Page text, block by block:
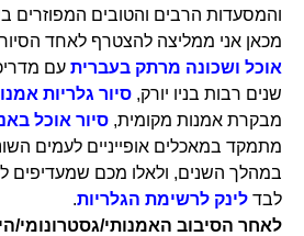
והמסעדות הרבים והטובים המפוזרים
מכאן אני ממליצה להצטרף לאחד
אוכל ושכונה מרתק בעברית עם
שנים רבות בניו יורק, סיור גלריות
מבקרת אמנות מקומית, סיור אוכל באנגלית
מתמקד במאכלים אופייניים לעמים
במהלך השנים, ולאלו מכם שמעדיפים
לבד לינק לרשימת הגלריות.
לאחר הסיבוב האמנותי/גסטרונומי/